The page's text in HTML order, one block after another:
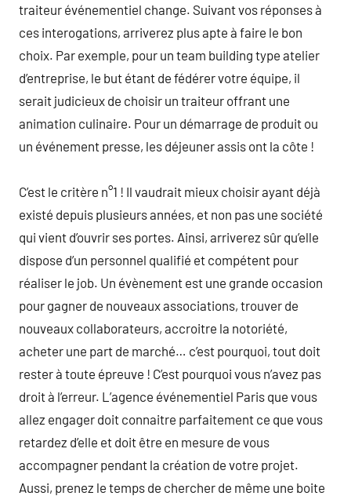
traiteur événementiel change. Suivant vos réponses à
ces interogations, arriverez plus apte à faire le bon
choix. Par exemple, pour un team building type atelier
d’entreprise, le but étant de fédérer votre équipe, il
serait judicieux de choisir un traiteur offrant une
animation culinaire. Pour un démarrage de produit ou
un événement presse, les déjeuner assis ont la côte !
C’est le critère n°1 ! Il vaudrait mieux choisir ayant déjà
existé depuis plusieurs années, et non pas une société
qui vient d’ouvrir ses portes. Ainsi, arriverez sûr qu’elle
dispose d’un personnel qualifié et compétent pour
réaliser le job. Un évènement est une grande occasion
pour gagner de nouveaux associations, trouver de
nouveaux collaborateurs, accroitre la notoriété,
acheter une part de marché… c’est pourquoi, tout doit
rester à toute épreuve ! C’est pourquoi vous n’avez pas
droit à l’erreur. L’agence événementiel Paris que vous
allez engager doit connaitre parfaitement ce que vous
retardez d’elle et doit être en mesure de vous
accompagner pendant la création de votre projet.
Aussi, prenez le temps de chercher de même une boite